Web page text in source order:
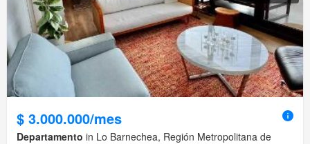
$ 3.000.000/mes
Departamento in Lo Barnechea, Región Metropolitana de